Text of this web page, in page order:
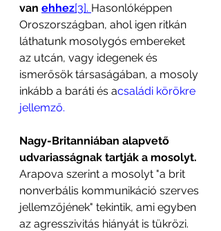
van ehhez[3]. Hasonlóképpen
Oroszországban, ahol igen ritkán
láthatunk mosolygós embereket
az utcán, vagy idegenek és
ismerősök társaságában, a mosoly
inkább a baráti és acsaládi körökre
jellemző.
Nagy-Britanniában alapvető
udvariasságnak tartják a mosolyt.
Arapova szerint a mosolyt "a brit
nonverbális kommunikáció szerves
jellemzőjének" tekintik, ami egyben
az agresszivitás hiányát is tükrözi.